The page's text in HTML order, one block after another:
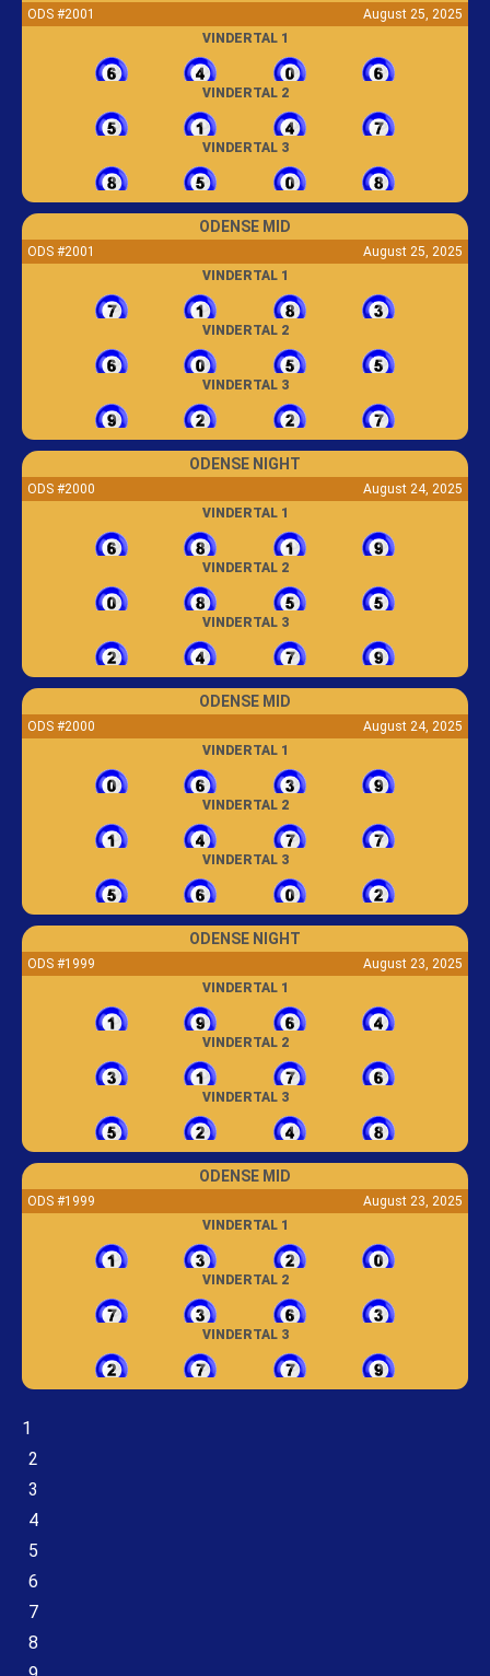
ODS #2001
August 25, 2025
VINDERTAL 1
VINDERTAL 2
VINDERTAL 3
ODENSE MID
ODS #2001
August 25, 2025
VINDERTAL 1
VINDERTAL 2
VINDERTAL 3
ODENSE NIGHT
ODS #2000
August 24, 2025
VINDERTAL 1
VINDERTAL 2
VINDERTAL 3
ODENSE MID
ODS #2000
August 24, 2025
VINDERTAL 1
VINDERTAL 2
VINDERTAL 3
ODENSE NIGHT
ODS #1999
August 23, 2025
VINDERTAL 1
VINDERTAL 2
VINDERTAL 3
ODENSE MID
ODS #1999
August 23, 2025
VINDERTAL 1
VINDERTAL 2
VINDERTAL 3
1
2
3
4
5
6
7
8